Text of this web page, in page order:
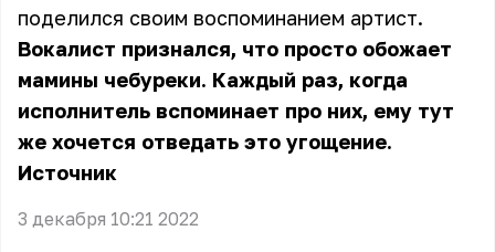
поделился своим воспоминанием артист.
Вокалист признался, что просто обожает
мамины чебуреки. Каждый раз, когда
исполнитель вспоминает про них, ему тут
же хочется отведать это угощение.
Источник
3 декабря 10:21 2022